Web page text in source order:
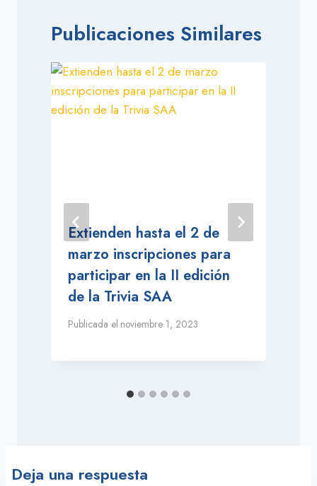
Publicaciones Similares
Extienden hasta el 2 de
marzo inscripciones para
participar en la II edición
de la Trivia SAA
Publicada el noviembre 1, 2023
Deja una respuesta